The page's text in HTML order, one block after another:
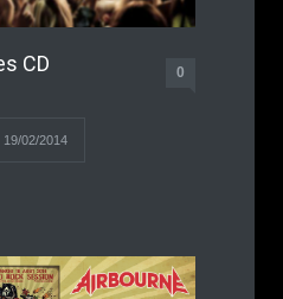
CD 0
19/02/2014